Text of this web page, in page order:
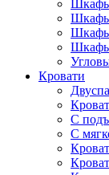
Шкафы
Шкафы
Кровати
С
С